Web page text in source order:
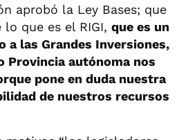
aprobó la Ley Bases; que
que es el RIGI, que es un
a las Grandes Inversiones,
Provincia autónoma nos
pone en duda nuestra
de nuestros recursos